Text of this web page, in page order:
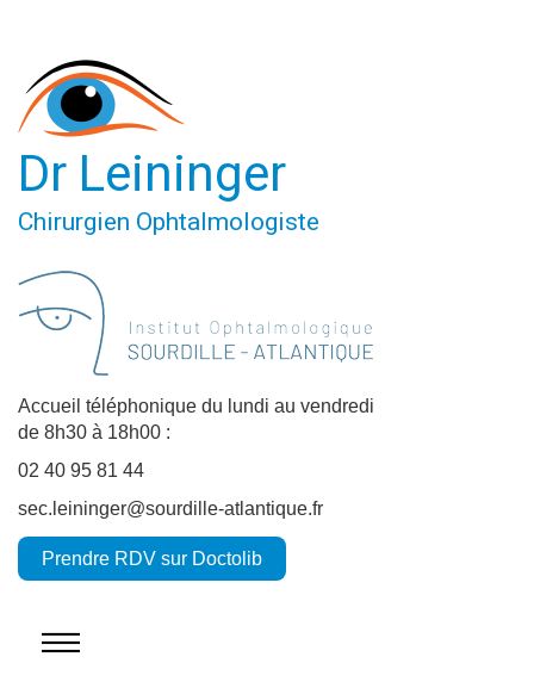
Dr Leininger
Chirurgien Ophtalmologiste
Accueil téléphonique du lundi au vendredi
de 8h30 à 18h00 :
02 40 95 81 44
sec.leininger@sourdille-atlantique.fr
Prendre RDV sur Doctolib